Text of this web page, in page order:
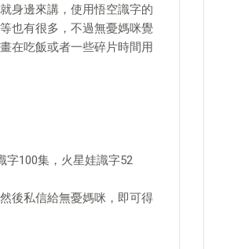
身邊來講，使用悟空識字的
也有很多，不過無憂媽咪覺
在吃飯或者一些碎片時間用
字100集，火星娃識字52
後私信給無憂媽咪，即可得